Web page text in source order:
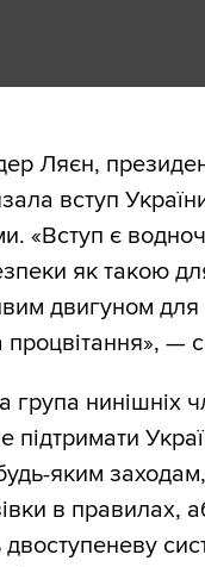
Ляєн,
вступ
«Вступ є
як такою
двигуном для
процвітання», —
група нинішніх
підтримати
яким
в правилах,